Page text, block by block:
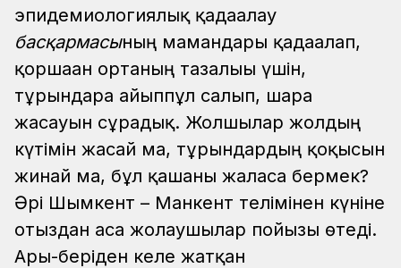
эпидемиологиялық қадағалау
басқармасының мамандары қадағалап,
қоршаған ортаның тазалығы үшін,
тұрғындарға айыппұл салып, шара
жасауын сұрадық. Жолшылар жолдың
күтімін жасай ма, тұрғындардың қоқысын
жинай ма, бұл қашанғы жалғаса бермек?
Әрі Шымкент – Манкент телімінен күніне
отыздан аса жолаушылар пойызы өтеді.
Ары-беріден келе жатқан